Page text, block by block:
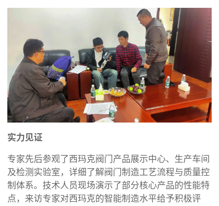
实力见证
专家先后参观了西玛克阀门产品展示中心、生产车间
及检测实验室，详细了解阀门制造工艺流程与质量控
制体系。技术人员现场演示了部分核心产品的性能特
点，来访专家对西玛克的智能制造水平给予积极评